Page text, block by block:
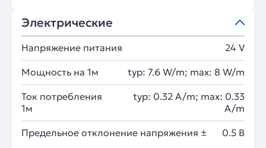
Электрические
Напряжение питания 24 V
Мощность на 1м typ: 7.6 W/m; max: 8 W/m
Ток потребления
1м
typ: 0.32 A/m; max: 0.33
A/m
Предельное отклонение напряжения ± 0.5 В